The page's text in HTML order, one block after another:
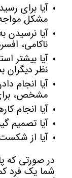
آیا برای
مشکل
آیا
ناکامی،
آیا بیشتر
نظر دیگران
آیا انجام
مشخص،
آیا انجام
آیا تصمیم
آیا از
در صورتی که
شما یک فرد